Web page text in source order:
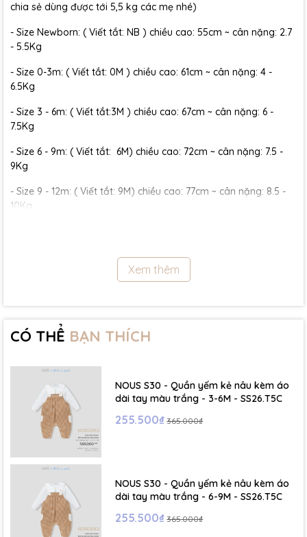
chia sẻ dùng được tới 5,5 kg các mẹ nhé)
- Size Newborn: ( Viết tắt: NB ) chiều cao: 55cm ~ cân nặng: 2.7
- 5.5Kg
- Size 0-3m: ( Viết tắt: 0M ) chiều cao: 61cm ~ cân nặng: 4 -
6.5Kg
- Size 3 - 6m: ( Viết tắt:3M ) chiều cao: 67cm ~ cân nặng: 6 -
7.5Kg
- Size 6 - 9m: ( Viết tắt: 6M) chiều cao: 72cm ~ cân nặng: 7.5 -
9Kg
- Size 9 - 12m: ( Viết tắt: 9M) chiều cao: 77cm ~ cân nặng: 8.5 -
10Kg
- Size 18 - 24m:( Viết tắt: 18M) chiều cao: 86cm ~ cân nặng: 11.5 -
- Size 2 - 3Y: ( Viết tắt: 2Y) chiều cao: 86 - 96cm ~ cân nặng: 13 -
15Kg
17Kg
- Size 4 - 5Y: ( Viết tắt: 4Y) chiều cao: 107 - 114cm ~ cân nặng: 17
- Size 5 - 6Y: ( Viết tắt: 5Y) chiều cao: 114 - 122cm ~ cân nặng: 19
☁️ Bảng Size Mũ, Giày và Phụ kiện :
- NB : Dưới 6 kg
Xem thêm
CÓ THỂ BẠN THÍCH
NOUS S30 - Quần yếm kẻ nâu kèm áo
dài tay màu trắng - 3-6M - SS26.T5C
255.500₫ 365.000₫
NOUS S30 - Quần yếm kẻ nâu kèm áo
dài tay màu trắng - 6-9M - SS26.T5C
255.500₫ 365.000₫